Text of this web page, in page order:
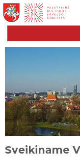
Sveikiname